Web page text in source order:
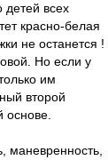
детей всех
красно-белая
не останется !
Но если у
им
второй
маневренность,